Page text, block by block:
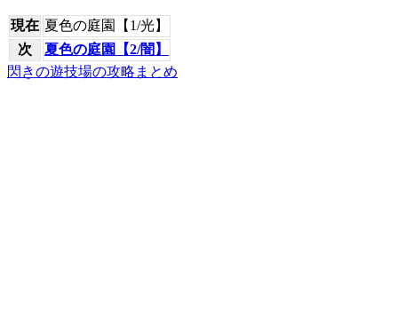
現在 夏色の庭園【1/光】
次
夏色の庭園【2/闇】
閃きの遊技場の攻略まとめ